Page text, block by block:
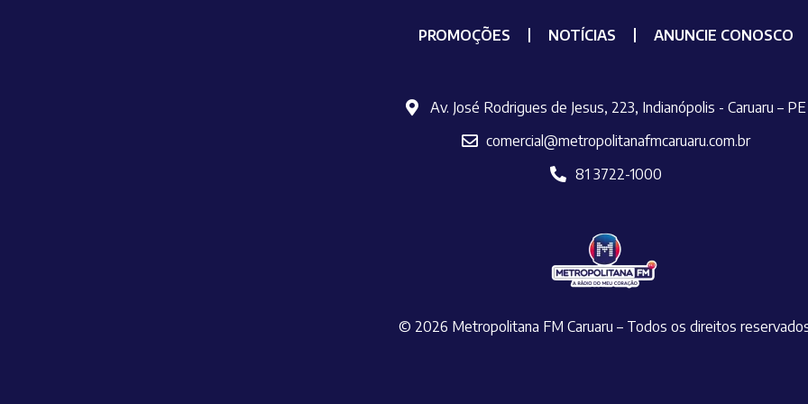
PROMOÇÕES NOTÍCIAS ANUNCIE CONOSCO
Av. José Rodrigues de Jesus, 223, Indianópolis - Caruaru – PE
comercial@metropolitanafmcaruaru.com.br
81 3722-1000
© 2026 Metropolitana FM Caruaru – Todos os direitos